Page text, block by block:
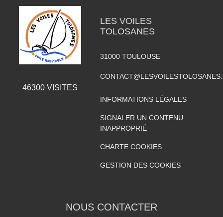
46300VISITES
LES VOILES
TOLOSANES
31000 TOULOUSE
INFORMATIONS LÉGALES
SIGNALER UN CONTENU
INAPPROPRIÉ
CHARTE COOKIES
GESTION DES COOKIES
NOUS CONTACTER